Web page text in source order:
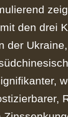
den drei
der